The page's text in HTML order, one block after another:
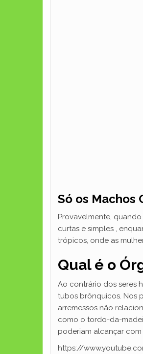
Só os Machos
Provavelmente,
curtas e simples ,
trópicos, onde as
Qual é o
Ao contrário dos seres
tubos brônquicos. Nos
arremessos não
como o tordo-da-
poderiam alcançar
https://